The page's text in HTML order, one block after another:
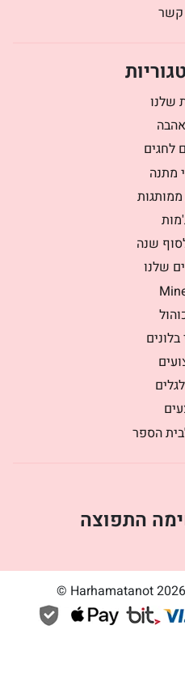
קשר
שלנו
לחגים
מתנה
ממותגות
שנה
שלנו
בלונים
הספר
התפוצה